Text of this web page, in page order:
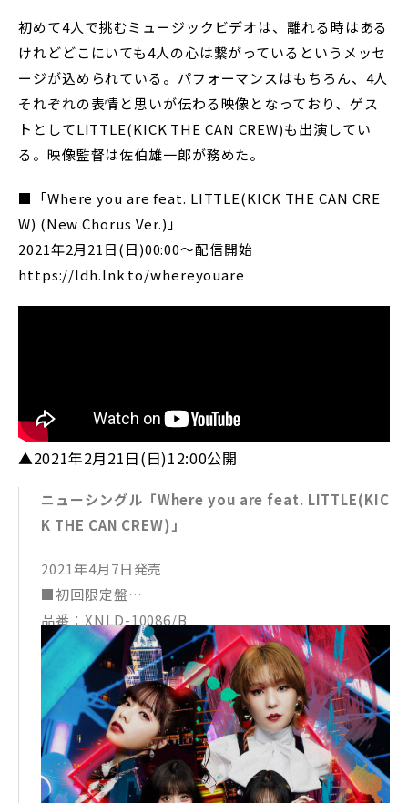
初めて4人で挑むミュージックビデオは、離れる時はある
けれどどこにいても4人の心は繋がっているというメッセ
ージが込められている。パフォーマンスはもちろん、4人
それぞれの表情と思いが伝わる映像となっており、ゲス
トとしてLITTLE(KICK THE CAN CREW)も出演してい
る。映像監督は佐伯雄一郎が務めた。
■「Where you are feat. LITTLE(KICK THE CAN CRE
W) (New Chorus Ver.)」
2021年2月21日(日)00:00〜配信開始
https://ldh.lnk.to/whereyouare
▲2021年2月21日(日)12:00公開
ニューシングル「Where you are feat. LITTLE(KIC
K THE CAN CREW)」
2021年4月7日発売
■初回限定盤
品番：XNLD-10086/B
価格：￥1,900＋税
収録曲：
【CD】
1. Where you are feat. LITTLE(KICK THE CAN CRE
W) ※アニメ「ぶらどらぶ」オープニング主題歌 “貢V
ersion”
2. Terrestrial paradise ※スマホゲーム「ドラガリ